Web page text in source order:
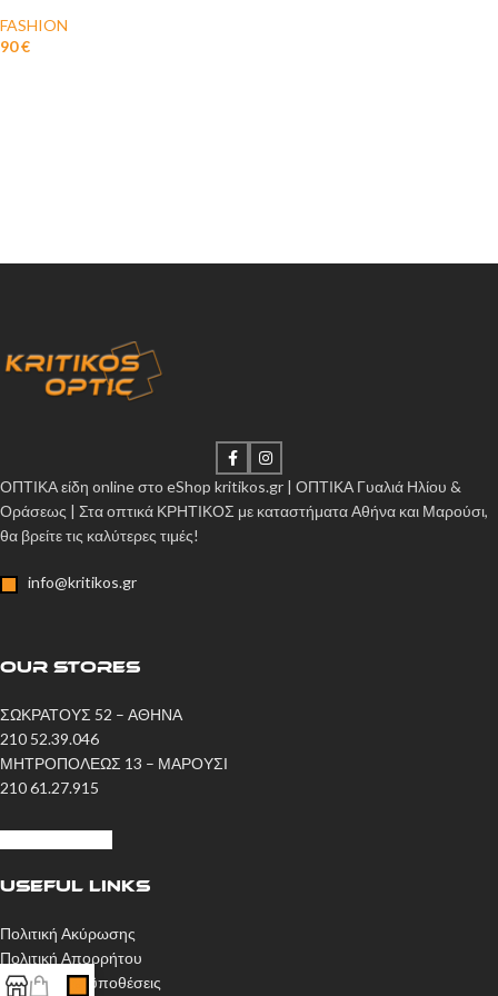
FASHION
90€
ΟΠΤΙΚΑ είδη online στο eShop kritikos.gr | ΟΠΤΙΚΑ Γυαλιά Ηλίου &
Οράσεως | Στα οπτικά ΚΡΗΤΙΚΟΣ με καταστήματα Αθήνα και Μαρούσι,
θα βρείτε τις καλύτερες τιμές!
info@kritikos.gr
OUR STORES
ΣΩΚΡΑΤΟΥΣ 52 – ΑΘΗΝΑ
210 52.39.046
ΜΗΤΡΟΠΟΛΕΩΣ 13 – ΜΑΡΟΥΣΙ
210 61.27.915
USEFUL LINKS
Πολιτική Ακύρωσης
Πολιτική Απορρήτου
Όροι και Προϋποθέσεις